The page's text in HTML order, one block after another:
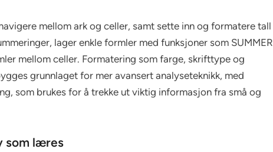
mellom ark og celler, samt sette inn og formatere tall
lager enkle formler med funksjoner som SUMMER
mellom celler. Formatering som farge, skrifttype og
grunnlaget for mer avansert analyseteknikk, med
som brukes for å trekke ut viktig informasjon fra små og
som læres